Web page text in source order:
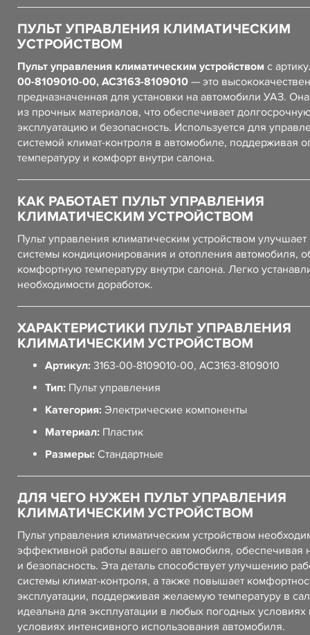
ПУЛЬТ УПРАВЛЕНИЯ КЛИМАТИЧЕСКИМ
УСТРОЙСТВОМ
Пульт управления климатическим устройством с
00-8109010-00, АС3163-8109010 — это
предназначенная для установки на автомобили УАЗ.
из прочных материалов, что обеспечивает
эксплуатацию и безопасность. Используется для
системой климат-контроля в автомобиле, поддерживая
температуру и комфорт внутри салона.
КАК РАБОТАЕТ ПУЛЬТ УПРАВЛЕНИЯ
КЛИМАТИЧЕСКИМ УСТРОЙСТВОМ
Пульт управления климатическим устройством улучшает
системы кондиционирования и отопления автомобиля,
комфортную температуру внутри салона. Легко
необходимости доработок.
ХАРАКТЕРИСТИКИ ПУЛЬТ УПРАВЛЕНИЯ
КЛИМАТИЧЕСКИМ УСТРОЙСТВОМ
Артикул: 3163-00-8109010-00, АС3163-8109010
Тип: Пульт управления
Категория: Электрические компоненты
Материал: Пластик
Размеры: Стандартные
ДЛЯ ЧЕГО НУЖЕН ПУЛЬТ УПРАВЛЕНИЯ
КЛИМАТИЧЕСКИМ УСТРОЙСТВОМ
Пульт управления климатическим устройством
эффективной работы вашего автомобиля, обеспечивая
и безопасность. Эта деталь способствует улучшению
системы климат-контроля, а также повышает
эксплуатации, поддерживая желаемую температуру в
идеальна для эксплуатации в любых погодных условиях
условиях интенсивного использования автомобиля.